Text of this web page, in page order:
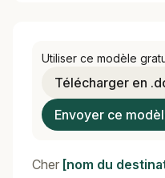
Utiliser ce modèle
Télécharger en
Envoyer ce
Cher [nom du